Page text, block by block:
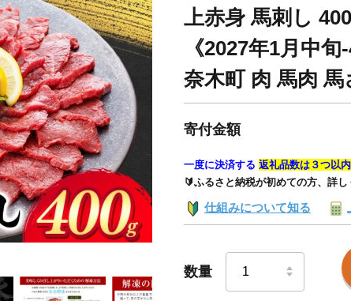
上赤身 馬刺し
《2027年1月中
奈木町 肉 馬肉
寄付金額
一度に決済する 返礼品数は３つ以内
🔰ふるさと納税が初めての方、詳
仕組みについて知る
数量